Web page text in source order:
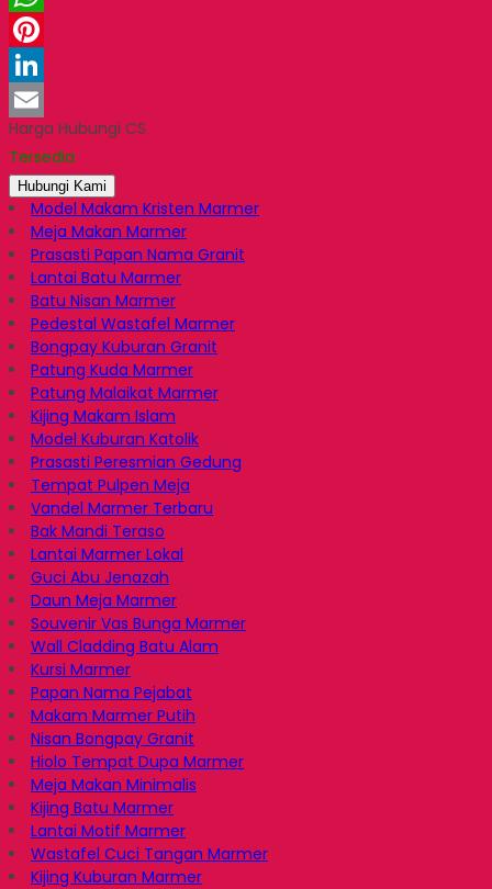
WhatsApp
Pinterest
LinkedIn
Email
Harga Hubungi CS
Tersedia
Hubungi Kami
Model Makam Kristen Marmer
Meja Makan Marmer
Prasasti Papan Nama Granit
Lantai Batu Marmer
Batu Nisan Marmer
Pedestal Wastafel Marmer
Bongpay Kuburan Granit
Patung Kuda Marmer
Patung Malaikat Marmer
Kijing Makam Islam
Model Kuburan Katolik
Prasasti Peresmian Gedung
Tempat Pulpen Meja
Vandel Marmer Terbaru
Bak Mandi Teraso
Lantai Marmer Lokal
Guci Abu Jenazah
Daun Meja Marmer
Souvenir Vas Bunga Marmer
Wall Cladding Batu Alam
Kursi Marmer
Papan Nama Pejabat
Makam Marmer Putih
Nisan Bongpay Granit
Hiolo Tempat Dupa Marmer
Meja Makan Minimalis
Kijing Batu Marmer
Lantai Motif Marmer
Wastafel Cuci Tangan Marmer
Kijing Kuburan Marmer